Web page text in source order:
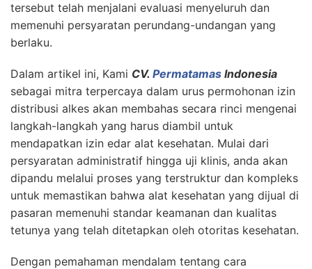
tersebut telah menjalani evaluasi menyeluruh dan
memenuhi persyaratan perundang-undangan yang
berlaku.
Dalam artikel ini, Kami CV. Permatamas Indonesia
sebagai mitra terpercaya dalam urus permohonan izin
distribusi alkes akan membahas secara rinci mengenai
langkah-langkah yang harus diambil untuk
mendapatkan izin edar alat kesehatan. Mulai dari
persyaratan administratif hingga uji klinis, anda akan
dipandu melalui proses yang terstruktur dan kompleks
untuk memastikan bahwa alat kesehatan yang dijual di
pasaran memenuhi standar keamanan dan kualitas
tetunya yang telah ditetapkan oleh otoritas kesehatan.
Dengan pemahaman mendalam tentang cara